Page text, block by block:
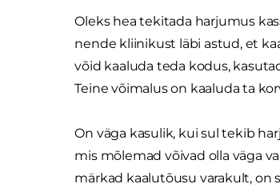
Oleks hea tekitada harjumus
nende kliinikust läbi astud, et
võid kaaluda teda kodus,
Teine võimalus on kaaluda ta
On väga kasulik, kui sul tekib
mis mõlemad võivad olla väga
märkad kaalutõusu varakult, on